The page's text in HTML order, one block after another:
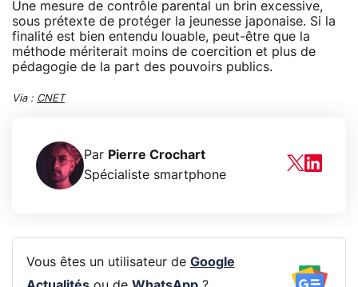
Une mesure de contrôle parental un brin excessive,
sous prétexte de protéger la jeunesse japonaise. Si la
finalité est bien entendu louable, peut-être que la
méthode mériterait moins de coercition et plus de
pédagogie de la part des pouvoirs publics.
Via : CNET
Par Pierre Crochart
Spécialiste smartphone
Vous êtes un utilisateur de Google